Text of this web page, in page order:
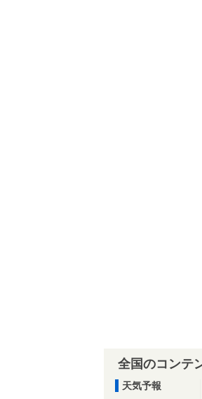
全国のコンテ
天気予報